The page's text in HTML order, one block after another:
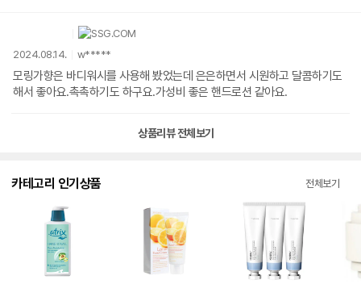
2024.08.14. w*****
모링가향은 바디워시를 사용해 봤었는데 은은하면서 시원하고 달콤하기도
해서 좋아요.촉촉하기도 하구요.가성비 좋은 핸드로션 같아요.
상품리뷰 전체보기
카테고리 인기상품 전체보기